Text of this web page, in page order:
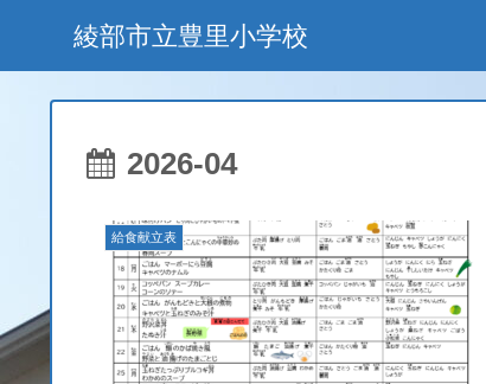
綾部市立豊里小学校
2026-04
給食献立表